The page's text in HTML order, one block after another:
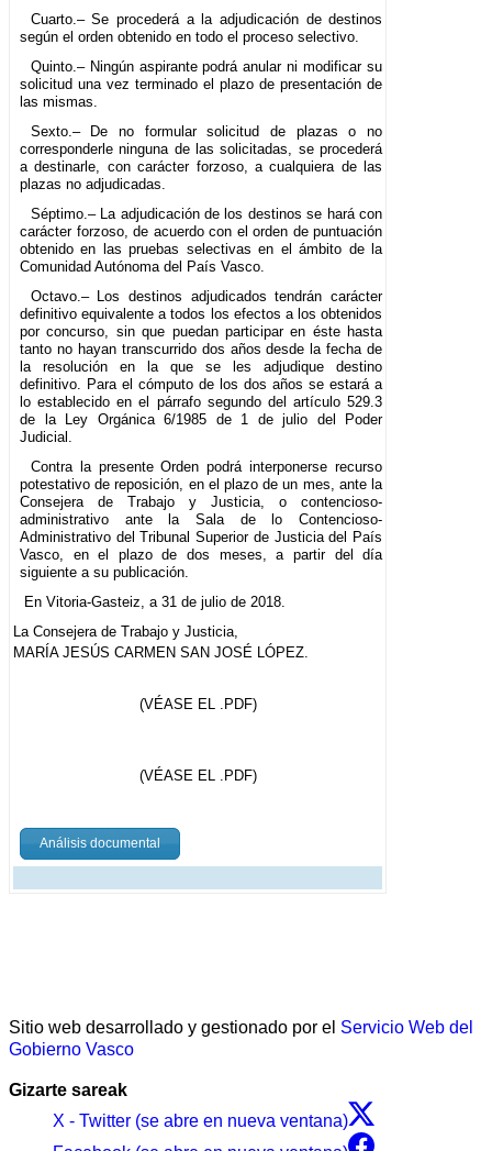
Cuarto.– Se procederá a la adjudicación de destinos
según el orden obtenido en todo el proceso selectivo.
Quinto.– Ningún aspirante podrá anular ni modificar su
solicitud una vez terminado el plazo de presentación de
las mismas.
Sexto.– De no formular solicitud de plazas o no
corresponderle ninguna de las solicitadas, se procederá
a destinarle, con carácter forzoso, a cualquiera de las
plazas no adjudicadas.
Séptimo.– La adjudicación de los destinos se hará con
carácter forzoso, de acuerdo con el orden de puntuación
obtenido en las pruebas selectivas en el ámbito de la
Comunidad Autónoma del País Vasco.
Octavo.– Los destinos adjudicados tendrán carácter
definitivo equivalente a todos los efectos a los obtenidos
por concurso, sin que puedan participar en éste hasta
tanto no hayan transcurrido dos años desde la fecha de
la resolución en la que se les adjudique destino
definitivo. Para el cómputo de los dos años se estará a
lo establecido en el párrafo segundo del artículo 529.3
de la Ley Orgánica 6/1985 de 1 de julio del Poder
Judicial.
Contra la presente Orden podrá interponerse recurso
potestativo de reposición, en el plazo de un mes, ante la
Consejera de Trabajo y Justicia, o contencioso-
administrativo ante la Sala de lo Contencioso-
Administrativo del Tribunal Superior de Justicia del País
Vasco, en el plazo de dos meses, a partir del día
siguiente a su publicación.
En Vitoria-Gasteiz, a 31 de julio de 2018.
La Consejera de Trabajo y Justicia,
MARÍA JESÚS CARMEN SAN JOSÉ LÓPEZ.
(VÉASE EL .PDF)
(VÉASE EL .PDF)
Análisis documental
Sitio web desarrollado y gestionado por el Servicio Web del
Gobierno Vasco
Gizarte sareak
X - Twitter (se abre en nueva ventana)